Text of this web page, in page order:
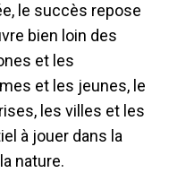
le succès repose
bien loin des
et les
et les jeunes, le
les villes et les
à jouer dans la
nature.